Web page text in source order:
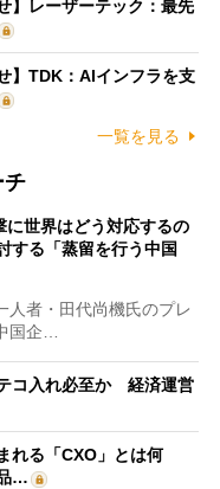
】レーザーテック：最先
】TDK：AIインフラを支
一覧を見る
チ
世界はどう対応するの
る「蒸留を行う中国
者・田代尚機氏のプレ
国企…
コ入れ必至か 経済運営
れる「CXO」とは何
…